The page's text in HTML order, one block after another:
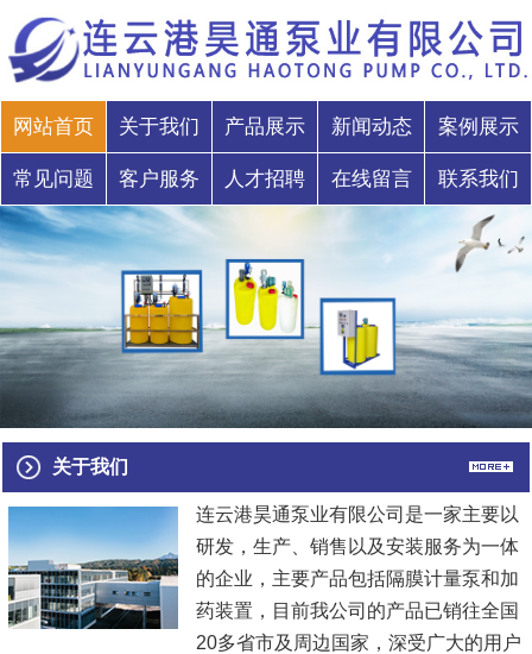
网站首页 关于我们 产品展示 新闻动态 案例展示
常见问题 客户服务 人才招聘 在线留言 联系我们
关于我们
连云港昊通泵业有限公司是一家主要以
研发，生产、销售以及安装服务为一体
的企业，主要产品包括隔膜计量泵和加
药装置，目前我公司的产品已销往全国
20多省市及周边国家，深受广大的用户